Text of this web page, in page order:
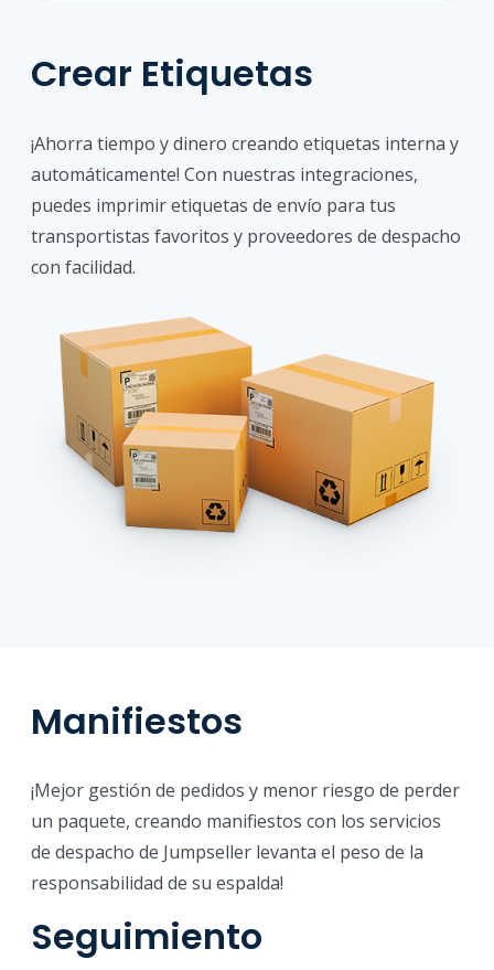
Crear Etiquetas
¡Ahorra tiempo y dinero creando etiquetas interna y
automáticamente! Con nuestras integraciones,
puedes imprimir etiquetas de envío para tus
transportistas favoritos y proveedores de despacho
con facilidad.
Manifiestos
¡Mejor gestión de pedidos y menor riesgo de perder
un paquete, creando manifiestos con los servicios
de despacho de Jumpseller levanta el peso de la
responsabilidad de su espalda!
Seguimiento